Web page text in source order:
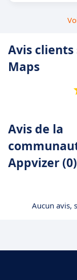
Avis
Maps
Avis de la
Appvizer (0)
Aucun avis,